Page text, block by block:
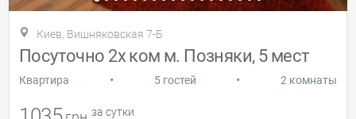
Киев, Вишняковская 7-Б
Посуточно 2х ком м. Позняки, 5 мест
Квартира • 5 гостей • 2 комнаты
за сутки